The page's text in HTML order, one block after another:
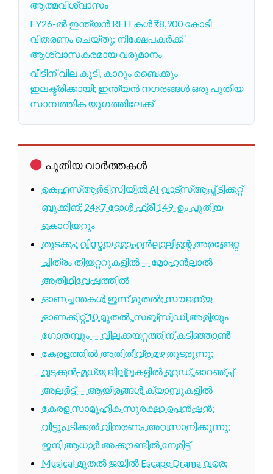
ആത്മവിശ്വാസം
FY26-ൽ ഇന്ത്യൻ REITകൾ ₹8,900 കോടി
വിതരണം ചെയ്തു; നിക്ഷേപകർക്ക്
ആശ്വാസകരമായ വരുമാനം
വീടിന് വില കൂടി, കാറും ബൈക്കും
ഇലക്ട്രിക്കായി; ഇന്ത്യൻ നഗരങ്ങൾ ഒരു പുതിയ
സാമ്പത്തിക യുഗത്തിലേക്ക്
പുതിയ വാർത്തകൾ
കെഎസ്ആർടിസിയിൽ AI വാട്സ്ആപ്പ് ടിക്കറ്റ്
ബുക്കിങ്; 24×7 ടോൾ ഫ്രീ 149-ഉം പുതിയ
കൊറിയറും
തുടക്കം: വിസ്മയ മോഹൻലാലിന്റെ അരങ്ങേറ്റ
ചിത്രം തിയറ്ററുകളിൽ — മോഹൻലാൽ
അതിഥിവേഷത്തിൽ
ഓണച്ചന്തകൾ ഇന്ന് മുതൽ; സൗജന്യ
ഓണക്കിറ്റ് 10 മുതൽ, സബ്സിഡി അരിയും
ഗോതമ്പും — വിലക്കയറ്റത്തിന് കടിഞ്ഞാൺ
കേരളത്തിൽ അതിതീവ്ര മഴ തുടരുന്നു;
വടക്കൻ-മധ്യ ജില്ലകളിൽ റെഡ്, ഓറഞ്ച്
അലർട്ട് — ആയിരങ്ങൾ ക്യാമ്പുകളിൽ
കേരള സാമൂഹിക സുരക്ഷാ പെൻഷൻ:
വീട്ടുപടിക്കൽ വിതരണം അവസാനിക്കുന്നു;
ഇനി ആധാർ അക്കൗണ്ടിൽ നേരിട്ട്
Musical മുതൽ ജയിൽ Escape Drama വരെ: